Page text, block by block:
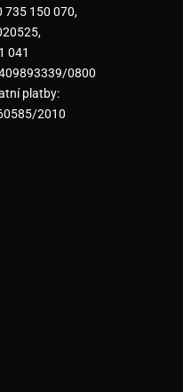
735 150 070,
041
0800
platby:
2010